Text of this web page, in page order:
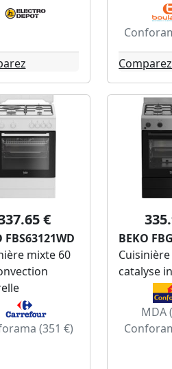
Comparez
€
FBS63121WD
mixte 60
(351 €)
BEKO
catalyse
MDA